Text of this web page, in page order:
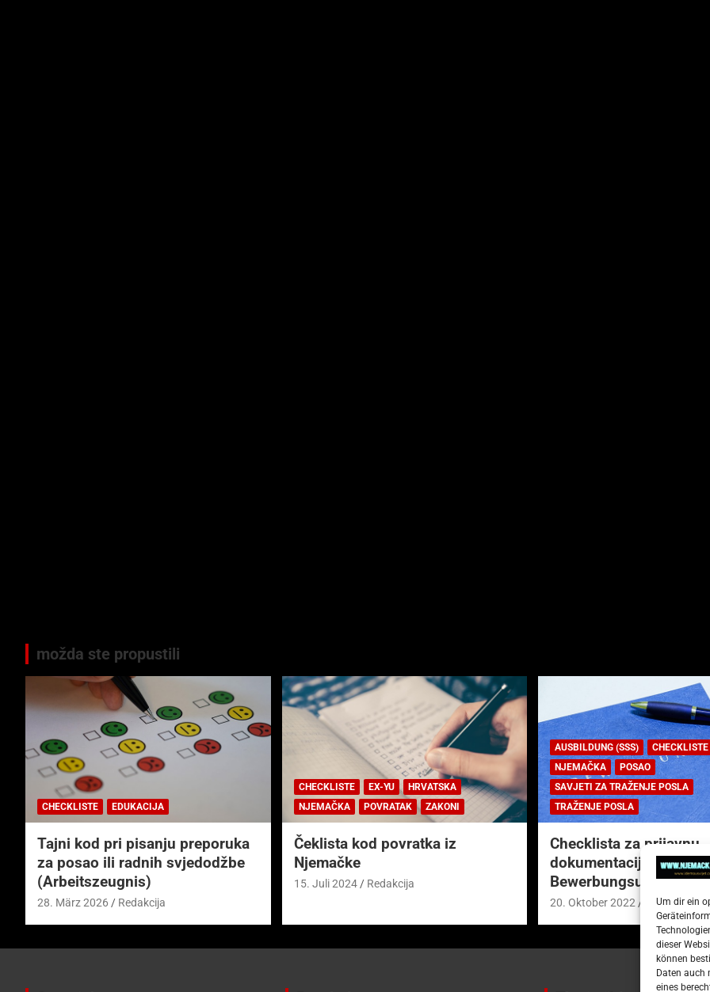
Um dir ein
dieser
können
Daten auch
eines
možda ste propustili
CHECKLISTE EDUKACIJA
Tajni kod pri pisanju preporuka
za posao ili radnih svjedodžbe
(Arbeitszeugnis)
28. März 2026 Redakcija
CHECKLISTE EX-YU
HRVATSKA
NJEMAČKA
POVRATAK ZAKONI
Čeklista kod povratka iz
Njemačke
15. Juli 2024 Redakcija
AUSBILDUNG (SSS)
CHECKLISTE
NJEMAČKA
POSAO
SAVJETI ZA TRAŽENJE POSLA
TRAŽENJE POSLA
Checklista za prijavnu
dokumentaciju (njem.
20. Oktober 2022 Redakcija